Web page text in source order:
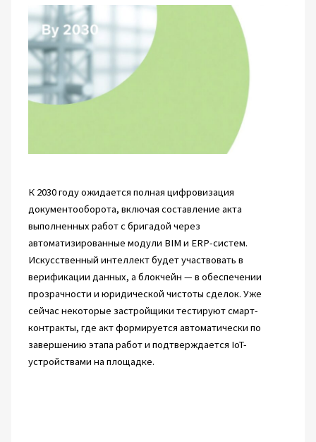
К 2030 году ожидается полная цифровизация
документооборота, включая составление акта
выполненных работ с бригадой через
автоматизированные модули BIM и ERP-систем.
Искусственный интеллект будет участвовать в
верификации данных, а блокчейн — в обеспечении
прозрачности и юридической чистоты сделок. Уже
сейчас некоторые застройщики тестируют смарт-
контракты, где акт формируется автоматически по
завершению этапа работ и подтверждается IoT-
устройствами на площадке.